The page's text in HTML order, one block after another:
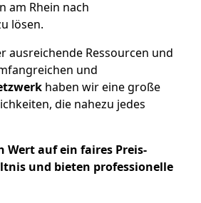
am Rhein nach
lösen.
ausreichende Ressourcen und
und
haben wir eine große
die nahezu jedes
Wert auf ein faires Preis-
und bieten professionelle